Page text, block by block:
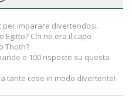
per imparare divertendosi.
Chi ne era il capo
Thoth?
e 100 risposte su questa
tante cose in modo divertente!